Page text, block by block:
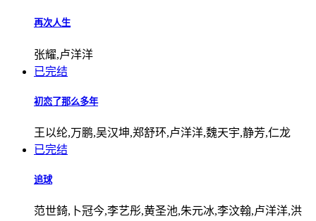
再次人生
张耀,卢洋洋
已完结
初恋了那么多年
王以纶,万鹏,吴汉坤,郑舒环,卢洋洋,魏天宇,静芳,仁龙
已完结
追球
范世錡,卜冠今,李艺彤,黄圣池,朱元冰,李汶翰,卢洋洋,洪